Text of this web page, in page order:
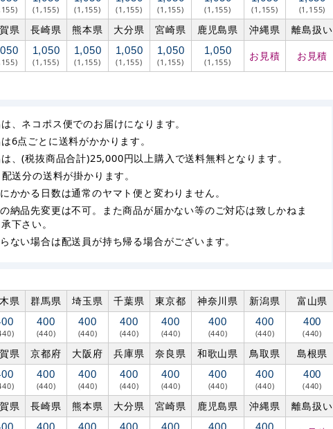
(1,155) (1,155) (1,155) (1,155) (1,155) (1,155) (1,155)
県 長崎県 熊本県 大分県 宮崎県 鹿児島県 沖縄県 離島扱い
1,050
(1,155)
1,050
(1,155)
1,050
(1,155)
1,050
(1,155)
1,050
(1,155) お見積 お見積
、ネコポス便でのお届けになります。
6点ごとに送料がかかります。
、(税抜商品合計)25,000円以上購入で送料無料となります。
送分の送料が掛かります。
かかる日数は通常のヤマト便と変わりません。
納品先変更は不可。また商品が届かない等のご対応は致しかねま
下さい。
ない場合は配送員が持ち帰る場合がございます。
県 群馬県 埼玉県 千葉県 東京都 神奈川県 新潟県 富山県
400
(440)
400
(440)
400
(440)
400
(440)
400
(440)
400
(440)
400
(440)
県 京都府 大阪府 兵庫県 奈良県 和歌山県 鳥取県 島根県
400
(440)
400
(440)
400
(440)
400
(440)
400
(440)
400
(440)
400
(440)
県 長崎県 熊本県 大分県 宮崎県 鹿児島県 沖縄県 離島扱い
400 400 400 400 400 400